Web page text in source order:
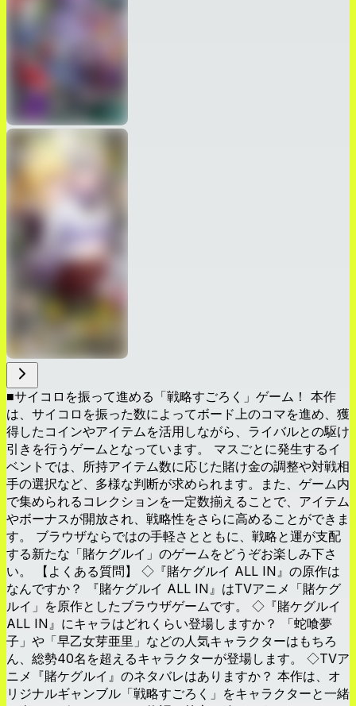
■サイコロを振って進める「戦略すごろく」ゲーム！ 本作
は、サイコロを振った数によってボード上のコマを進め、獲
得したコインやアイテムを活用しながら、ライバルとの駆け
引きを行うゲームとなっています。 マスごとに発生するイ
ベントでは、所持アイテム数に応じた賭け金の調整や対戦相
手の選択など、多様な判断が求められます。また、ゲーム内
で集められるコレクションを一定数揃えることで、アイテム
やボーナスが開放され、戦略性をさらに高めることができま
す。 ブラウザならではの手軽さとともに、戦略と運が支配
する新たな「賭ケグルイ」のゲームをどうぞお楽しみ下さ
い。 【よくある質問】 ◇『賭ケグルイ ALL IN』の原作は
なんですか？ 『賭ケグルイ ALL IN』はTVアニメ「賭ケグ
ルイ」を原作としたブラウザゲームです。 ◇『賭ケグルイ
ALL IN』にキャラはどれくらい登場しますか？ 「蛇喰夢
子」や「早乙女芽亜里」などの人気キャラクターはもちろ
ん、総勢40名を超えるキャラクターが登場します。 ◇TVア
ニメ『賭ケグルイ』のネタバレはありますか？ 本作は、オ
リジナルギャンブル「戦略すごろく」をキャラクターと一緒